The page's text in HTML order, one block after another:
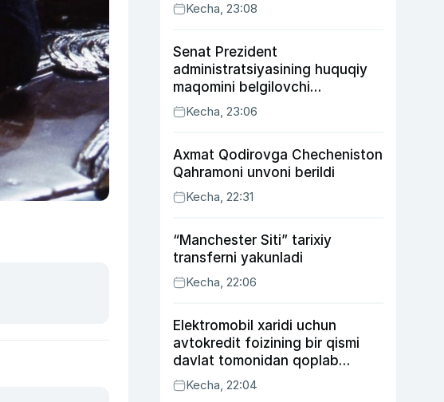
Kecha, 23:08
Senat Prezident
administratsiyasining huquqiy
maqomini belgilovchi
konstitutsiyaviy qonunni
ma’qulladi
Kecha, 23:06
Axmat Qodirovga Checheniston
Qahramoni unvoni berildi
Kecha, 22:31
“Manchester Siti” tarixiy
transferni yakunladi
Kecha, 22:06
Elektromobil xaridi uchun
avtokredit foizining bir qismi
davlat tomonidan qoplab
berilishi mumkin
Kecha, 22:04